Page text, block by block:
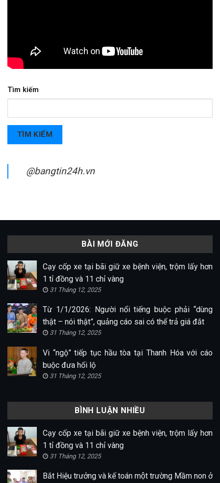
Tìm kiếm
TÌM KIẾM
@bangtin24h.vn
BÀI MỚI ĐĂNG
Cạy cốp xe tại bãi giữ xe bệnh viện, trộm lấy hơn
1 tỉ đồng và 11 chỉ vàng
31 Tháng 12, 2025
Từ 1/1/2026: Người nổi tiếng buộc phải “dùng
thật – nói thật”, quảng cáo sai có thể trả giá đắt
31 Tháng 12, 2025
Vi “ngộ” tiếp tục hầu tòa tại Thanh Hóa với cáo
buộc đưa hối lộ
31 Tháng 12, 2025
BÌNH LUẬN NHIỀU
Cạy cốp xe tại bãi giữ xe bệnh viện, trộm lấy hơn
1 tỉ đồng và 11 chỉ vàng
31 Tháng 12, 2025
Bắt Hiệu trưởng và kế toán một trường Mầm non ở